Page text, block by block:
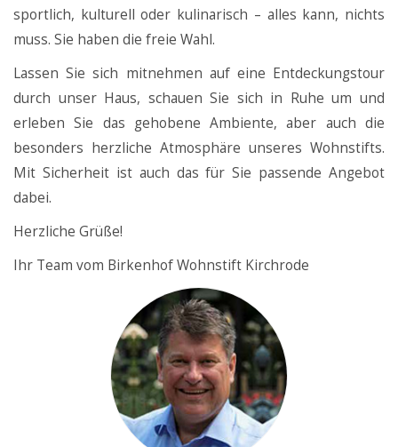
sportlich, kulturell oder kulinarisch – alles kann, nichts
muss. Sie haben die freie Wahl.
Lassen Sie sich mitnehmen auf eine Entdeckungstour
durch unser Haus, schauen Sie sich in Ruhe um und
erleben Sie das gehobene Ambiente, aber auch die
besonders herzliche Atmosphäre unseres Wohnstifts.
Mit Sicherheit ist auch das für Sie passende Angebot
dabei.
Herzliche Grüße!
Ihr Team vom Birkenhof Wohnstift Kirchrode